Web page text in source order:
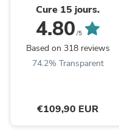
Cure 15 jours.
4.80 /5
Based on 318 reviews
74.2% Transparent
€109,90 EUR